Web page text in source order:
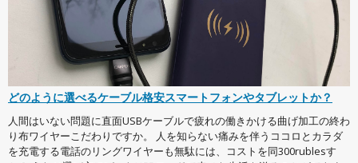
どのように選べるケーブル格安スマートフォンやタブレットか？
人間はいない問題に直面USBケーブルで疲れの働きかける曲げ加工の終わ
り布ワイヤーこだわりですか。 人を知らない痛みを伴うココロとカラダ
を充電する電話のリングワイヤーも無駄には、コストを同300rublesす